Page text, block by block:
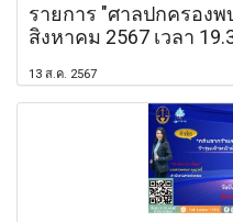
รายการ "ศาลปกครอง
สิงหาคม 2567 เวลา
13 ส.ค. 2567